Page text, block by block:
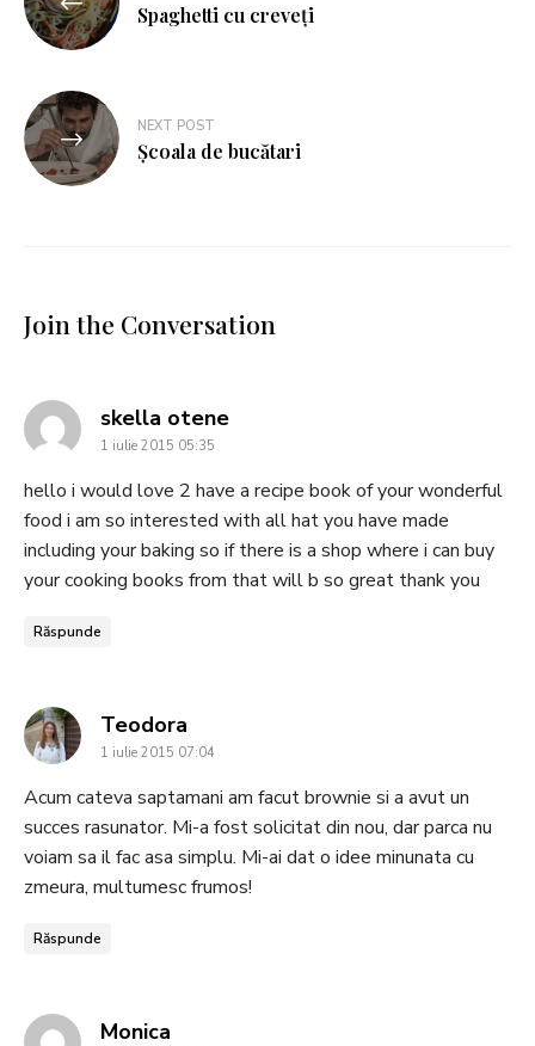
Spaghetti cu creveți
NEXT POST
Școala de bucătari
Join the Conversation
skella otenesays:
1 iulie 2015 05:35
hello i would love 2 have a recipe book of your wonderful
food i am so interested with all hat you have made
including your baking so if there is a shop where i can buy
your cooking books from that will b so great thank you
Răspunde
Teodora
1 iulie 2015 07:04
Acum cateva saptamani am facut brownie si a avut un
succes rasunator. Mi-a fost solicitat din nou, dar parca nu
voiam sa il fac asa simplu. Mi-ai dat o idee minunata cu
zmeura, multumesc frumos!
Răspunde
Monica